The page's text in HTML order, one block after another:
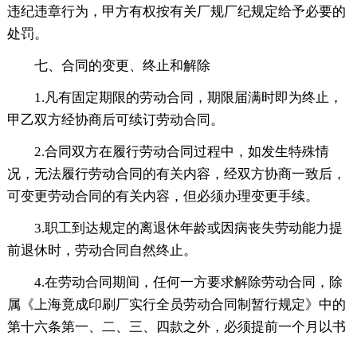
违纪违章行为，甲方有权按有关厂规厂纪规定给予必要的
处罚。
七、合同的变更、终止和解除
1.凡有固定期限的劳动合同，期限届满时即为终止，
甲乙双方经协商后可续订劳动合同。
2.合同双方在履行劳动合同过程中，如发生特殊情
况，无法履行劳动合同的有关内容，经双方协商一致后，
可变更劳动合同的有关内容，但必须办理变更手续。
3.职工到达规定的离退休年龄或因病丧失劳动能力提
前退休时，劳动合同自然终止。
4.在劳动合同期间，任何一方要求解除劳动合同，除
属《上海竟成印刷厂实行全员劳动合同制暂行规定》中的
第十六条第一、二、三、四款之外，必须提前一个月以书